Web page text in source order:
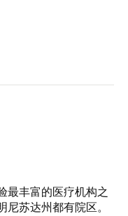
最丰富的医疗机构之
苏达州都有院区。